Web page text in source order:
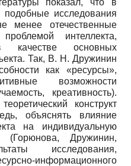
показал, что в
подобные исследования
менее отечественные
интеллекта,
качестве основных
Так, В. Н. Дружинин
как «ресурсы»,
возможности
креативность).
конструкт
объяснять влияние
на индивидуальную
(Горюнова, Дружинин,
исследования,
информационного